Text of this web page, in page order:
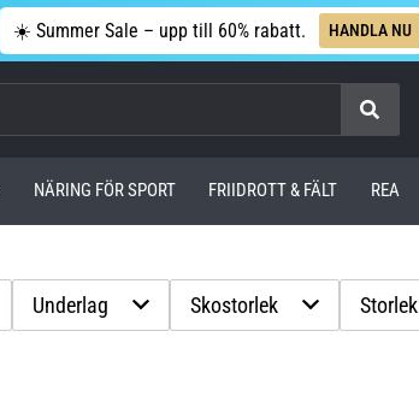
☀️ Summer Sale – upp till 60% rabatt. HANDLA NU
NÄRING FÖR SPORT FRIIDROTT & FÄLT REA
Underlag Skostorlek Storlek